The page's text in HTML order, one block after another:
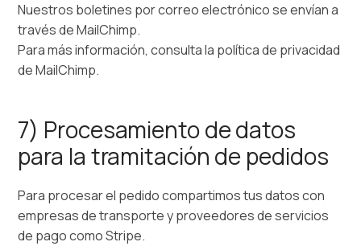
Nuestros boletines por correo electrónico se envían a
través de MailChimp.
Para más información, consulta la política de privacidad
de MailChimp.
7) Procesamiento de datos
para la tramitación de pedidos
Para procesar el pedido compartimos tus datos con
empresas de transporte y proveedores de servicios
de pago como Stripe.